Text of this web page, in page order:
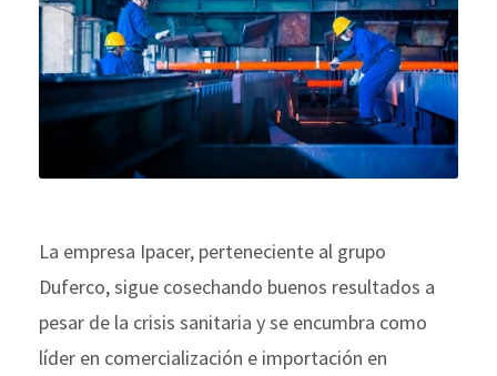
La empresa Ipacer, perteneciente al grupo
Duferco, sigue cosechando buenos resultados a
pesar de la crisis sanitaria y se encumbra como
líder en comercialización e importación en